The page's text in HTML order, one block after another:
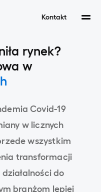
Kontakt
rynek?
w
Covid-19
w licznych
wszystkim
transformacji
do
branżom lepiej